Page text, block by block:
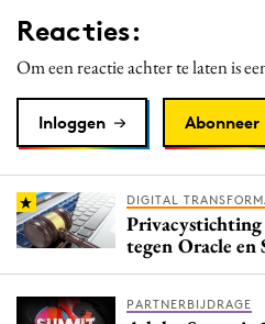
Merkstrategie
Purpose Marketing
Reputatie & crisis
Reacties:
Om een reactie achter te laten is
Inloggen Abonneer
DIGITAL
tegen Oracle en
PARTNERBIJDRAGE